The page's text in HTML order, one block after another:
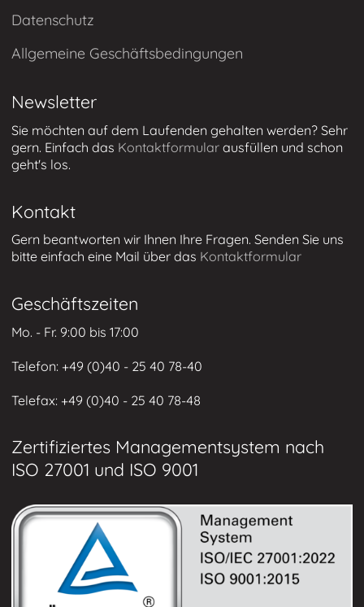
Datenschutz
Allgemeine Geschäftsbedingungen
Newsletter
Sie möchten auf dem Laufenden gehalten werden? Sehr
gern. Einfach das Kontaktformular ausfüllen und schon
geht's los.
Kontakt
Gern beantworten wir Ihnen Ihre Fragen. Senden Sie uns
bitte einfach eine Mail über das Kontaktformular
Geschäftszeiten
Mo. - Fr. 9:00 bis 17:00
Telefon: +49 (0)40 - 25 40 78-40
Telefax: +49 (0)40 - 25 40 78-48
Zertifiziertes Managementsystem nach
ISO 27001 und ISO 9001